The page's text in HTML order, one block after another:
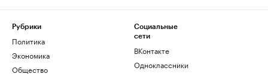
Рубрики
Политика
Экономика
Общество
Социальные
сети
ВКонтакте
Одноклассники